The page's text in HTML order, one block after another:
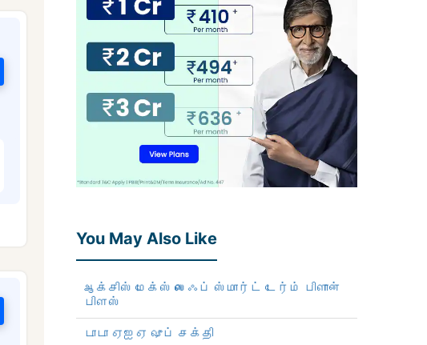
You May Also Like
ஆக்சிஸ் மேக்ஸ் லைஃப் ஸ்மார்ட் டேர்ம் பிளான்
பிளஸ்
டாடா ஏஐஏ ஷுப் சக்தி